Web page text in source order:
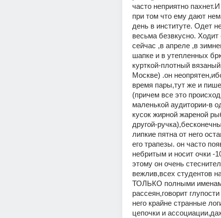
часто неприятно
при том что ему дают
день в институте. Одет
весьма безвкусно.
сейчас ,в апреле ,в
шапке и в утепленных
курткой-плотный
Москве) .он
время пары,тут же и
(причем все это
маленькой аудитории-в
кусок жирной жареной
другой-
липкие пятна от него
его трапезы. он часто
небритым и носит очки -
этому он очень
вежлив,всех студентов
ТОЛЬКО полными
рассеян,говорит
него крайне странные
цепочки и